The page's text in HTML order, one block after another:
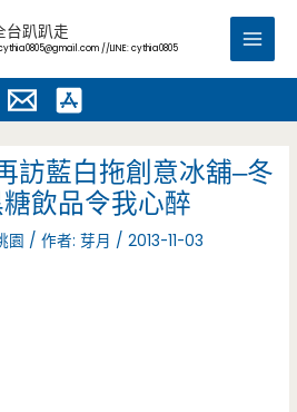
台趴趴走
//LINE: cythia0805
Main
訪藍白拖創意冰舖–冬
飲品令我心醉
園 / 作者:芽月 /2013-11-03